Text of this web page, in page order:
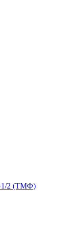
2 (ТМФ)